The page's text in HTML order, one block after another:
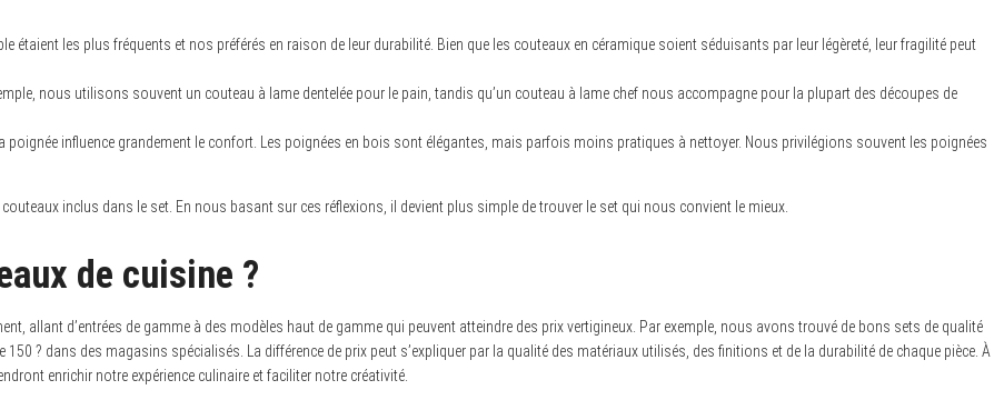
étaient les plus fréquents et nos préférés en raison de leur durabilité. Bien que les couteaux en céramique soient séduisants par leur légèreté, leur fragilité peut
nous utilisons souvent un couteau à lame dentelée pour le pain, tandis qu’un couteau à lame chef nous accompagne pour la plupart des découpes de
poignée influence grandement le confort. Les poignées en bois sont élégantes, mais parfois moins pratiques à nettoyer. Nous privilégions souvent les poignées
inclus dans le set. En nous basant sur ces réflexions, il devient plus simple de trouver le set qui nous convient le mieux.
de cuisine ?
allant d’entrées de gamme à des modèles haut de gamme qui peuvent atteindre des prix vertigineux. Par exemple, nous avons trouvé de bons sets de qualité
? dans des magasins spécialisés. La différence de prix peut s’expliquer par la qualité des matériaux utilisés, des finitions et de la durabilité de chaque pièce. À
enrichir notre expérience culinaire et faciliter notre créativité.